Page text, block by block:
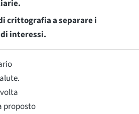
crittografia a separare i
interessi.
proposto